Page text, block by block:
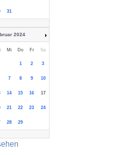
31
2024
Mi Do Fr Sa
1 2 3
7 8 9 10
14 15 16 17
21 22 23 24
28 29